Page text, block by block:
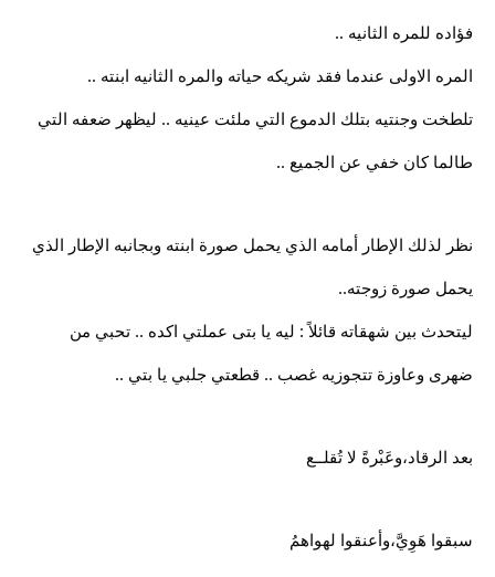
فؤاده للمره الثانيه ..
المره الاولى عندما فقد شريكه حياته والمره الثانيه ابنته ..
تلطخت وجنتيه بتلك الدموع التي ملئت عينيه .. ليظهر ضعفه التي
طالما كان خفي عن الجميع ..
نظر لذلك الإطار أمامه الذي يحمل صورة ابنته وبجانبه الإطار الذي
يحمل صورة زوجته..
ليتحدث بين شهقاته قائلاً : ليه يا بتى عملتي اكده .. تحبي من
ضهرى وعاوزة تتجوزيه غصب .. قطعتي جلبي يا بتي ..
بعد الرقاد،وعَبْرةً لا تُقلــع
سبقوا هَوِيَّ،وأعنقوا لهواهمُ